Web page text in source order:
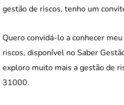
gestão de riscos, tenho um
Quero convidá-lo a conhecer
riscos, disponível no Saber
exploro muito mais a gestão de
31000.